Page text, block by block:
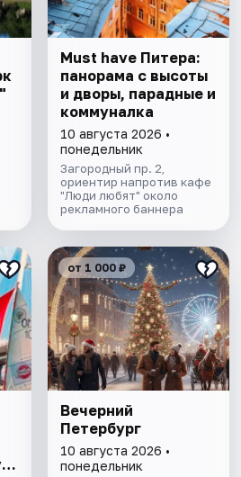
Must have Питера:
панорама с высоты
и дворы, парадные и
коммуналка
10 августа 2026 •
понедельник
Загородный пр. 2,
ориентир напротив кафе
"Люди любят" около
рекламного баннера
от 1 000 ₽
Вечерний
Петербург
10 августа 2026 •
понедельник